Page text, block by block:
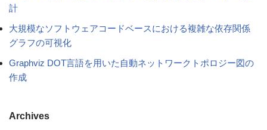
計
大規模なソフトウェアコードベースにおける複雑な依存関係
グラフの可視化
Graphviz DOT言語を用いた自動ネットワークトポロジー図の
作成
Archives